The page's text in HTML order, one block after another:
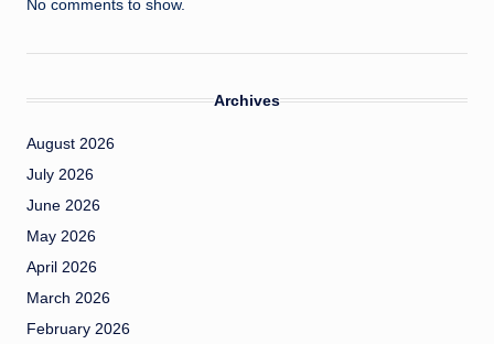
No comments to show.
Archives
August 2026
July 2026
June 2026
May 2026
April 2026
March 2026
February 2026